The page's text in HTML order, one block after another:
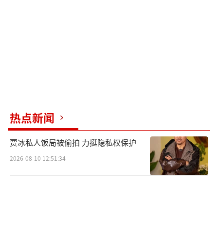
热点新闻
贾冰私人饭局被偷拍 力挺隐私权保护
2026-08-10 12:51:34